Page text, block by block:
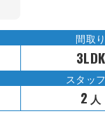
間取り
3LDK
スタッ
2 人